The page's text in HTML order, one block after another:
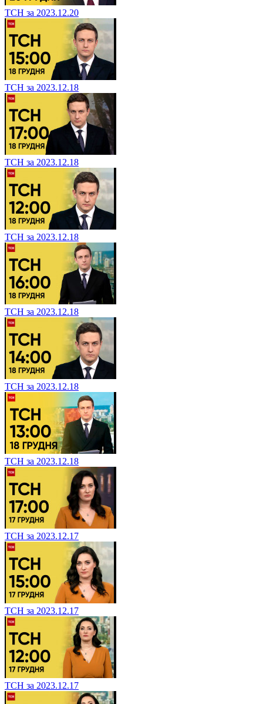
ТСН за 2023.12.20
ТСН за 2023.12.18
ТСН за 2023.12.18
ТСН за 2023.12.18
ТСН за 2023.12.18
ТСН за 2023.12.18
ТСН за 2023.12.18
ТСН за 2023.12.17
ТСН за 2023.12.17
ТСН за 2023.12.17